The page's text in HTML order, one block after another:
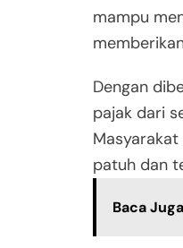
mampu
Dengan
pajak dari
patuh dan
Baca Juga